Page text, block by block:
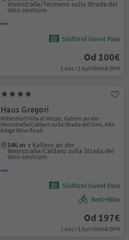
Weinstraße/Termeno sulla Strada del
Vino centrum
Südtirol Guest Pass
Od 100€
1 noc / 1 byt Včetně DPH
Haus Gregori
Mitterdorf/Villa di Mezzo, Kaltern an der
Weinstraße/Caldaro sulla Strada del Vino, Alto
Adige Wine Road
546 m z Kaltern an der
Weinstraße/Caldaro sulla Strada del
Vino centrum
Südtirol Guest Pass
Bett+Bike
Od 197€
1 noc / 1 byt Včetně DPH